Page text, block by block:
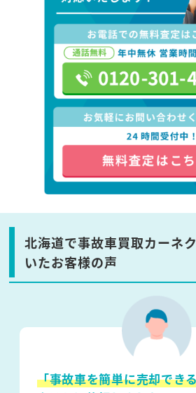
北海道で事故車買取カーネ
いたお客様の声
「事故車を簡単に売却でき